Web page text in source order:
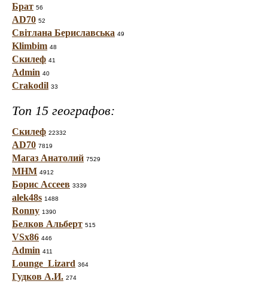
Брат 56
AD70 52
Світлана Бериславська 49
Klimbim 48
Скилеф 41
Admin 40
Crakodil 33
Топ 15 географов:
Скилеф 22332
AD70 7819
Магаз Анатолий 7529
МНМ 4912
Борис Ассеев 3339
alek48s 1488
Ronny 1390
Белков Альберт 515
VSx86 446
Admin 411
Lounge_Lizard 364
Гудков А.И. 274